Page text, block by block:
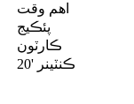
اهم وقت
پئڪيج
ڪارٽون
20' ڪنٽينر